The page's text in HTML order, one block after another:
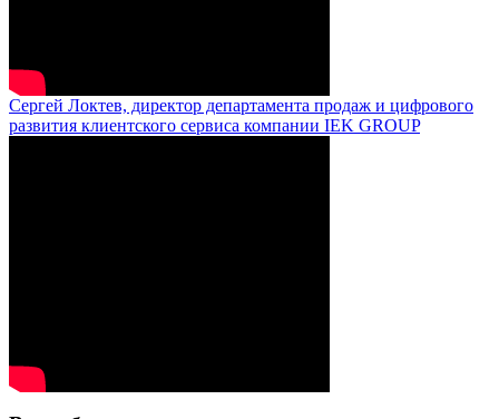
Сергей Локтев, директор департамента продаж и цифрового
развития клиентского сервиса компании IEK GROUP